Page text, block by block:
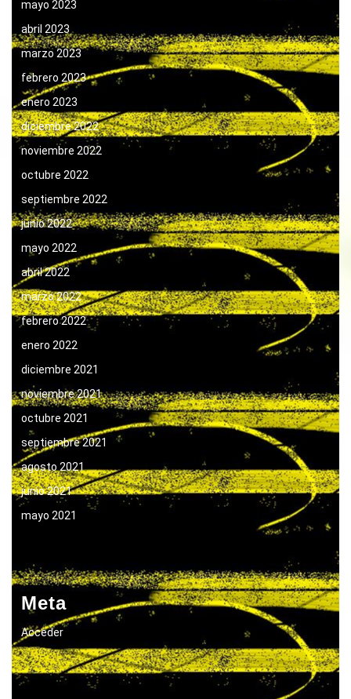
mayo 2023
abril 2023
marzo 2023
febrero 2023
enero 2023
diciembre 2022
noviembre 2022
octubre 2022
septiembre 2022
junio 2022
mayo 2022
abril 2022
marzo 2022
febrero 2022
enero 2022
diciembre 2021
noviembre 2021
octubre 2021
septiembre 2021
agosto 2021
junio 2021
mayo 2021
Meta
Acceder